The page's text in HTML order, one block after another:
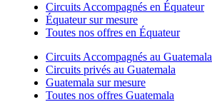
Circuits Accompagnés en Équateur
Équateur sur mesure
Toutes nos offres en Équateur
Circuits Accompagnés au Guatemala
Circuits privés au Guatemala
Guatemala sur mesure
Toutes nos offres Guatemala